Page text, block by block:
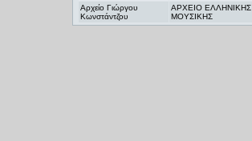
Αρχείο Γιώργου
Κωνστάντζου
ΑΡΧΕΙΟ ΕΛΛΗΝΙΚΗΣ
ΜΟΥΣΙΚΗΣ